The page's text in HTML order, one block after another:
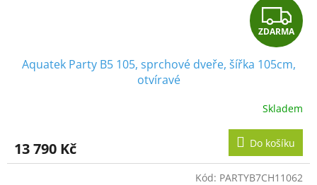
Z
D
A
R
M
A
ZDARMA
Aquatek Party B5 105, sprchové dveře, šířka 105cm,
otvíravé
Skladem
13 790 Kč Do košíku
Kód: PARTYB7CH11062